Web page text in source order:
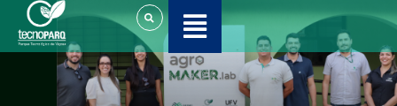
para
o